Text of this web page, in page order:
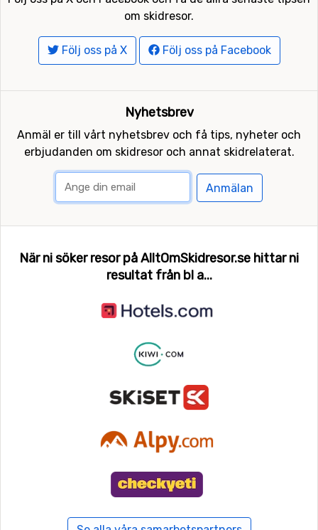
om skidresor.
Följ oss på X Följ oss på Facebook
Nyhetsbrev
Anmäl er till vårt nyhetsbrev och få tips, nyheter och
erbjudanden om skidresor och annat skidrelaterat.
Anmälan
När ni söker resor på AlltOmSkidresor.se hittar ni
resultat från bl a...